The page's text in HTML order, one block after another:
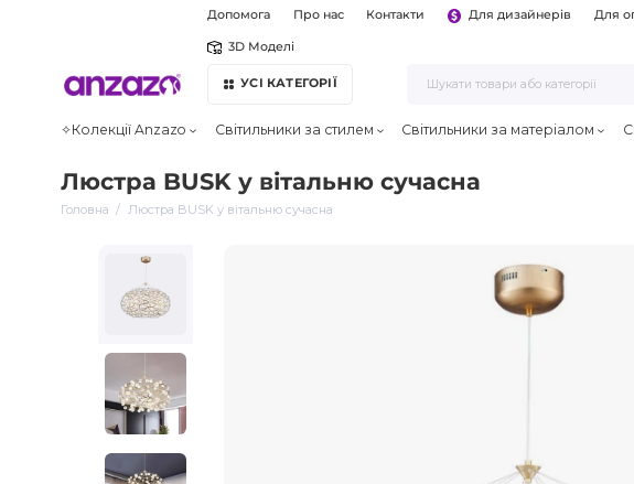
Допомога Про нас Контакти Для дизайнерів Для
3D Моделі
УСІ КАТЕГОРІЇ
✧Колекції Anzazo Світильники за стилем Світильники за матеріалом
Люстра BUSK у вітальню сучасна
Головна Люстра BUSK у вітальню сучасна